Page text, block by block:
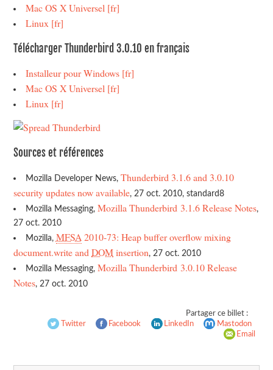
Mac OS X Universel [fr]
Linux [fr]
Télécharger Thunderbird 3.0.10 en français
Installeur pour Windows [fr]
Mac OS X Universel [fr]
Linux [fr]
Sources et références
Mozilla Developer News, Thunderbird 3.1.6 and 3.0.10
security updates now available, 27 oct. 2010, standard8
Mozilla Messaging, Mozilla Thunderbird 3.1.6 Release Notes,
27 oct. 2010
Mozilla, MFSA 2010-73: Heap buffer overflow mixing
document.write andDOMinsertion, 27 oct. 2010
Mozilla Messaging, Mozilla Thunderbird 3.0.10 Release
Notes, 27 oct. 2010
Partager ce billet :
Twitter
Facebook LinkedIn
Mastodon
Email